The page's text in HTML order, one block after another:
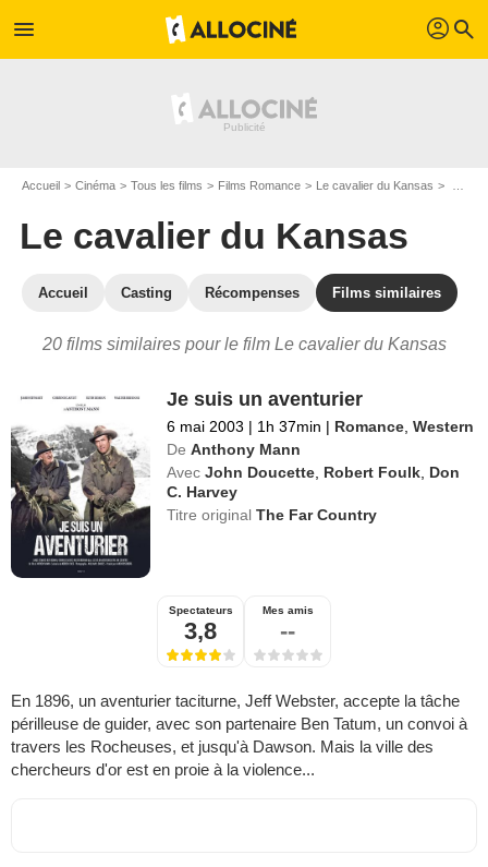
menu profil search
Accueil Cinéma Tous les films Films Romance Le cavalier du Kansas
Le cavalier du Kansas
Accueil Casting Récompenses Films similaires
20 films similaires pour le film Le cavalier du Kansas
Je suis un aventurier
6 mai 2003 | 1h 37min | Romance ,Western
De Anthony Mann
Avec John Doucette Robert Foulk Don
C. Harvey
Titre originalThe Far Country
Spectateurs
3,8
Mes amis
--
En 1896, un aventurier taciturne, Jeff Webster, accepte la tâche
périlleuse de guider, avec son partenaire Ben Tatum, un convoi à
travers les Rocheuses, et jusqu'à Dawson. Mais la ville des
chercheurs d'or est en proie à la violence...